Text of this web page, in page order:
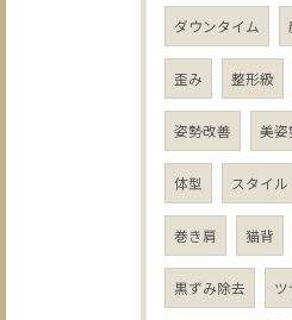
ダウンタイム
歪み 整形級
姿勢改善 美姿
体型 スタイル
巻き肩 猫背
黒ずみ除去 ツ